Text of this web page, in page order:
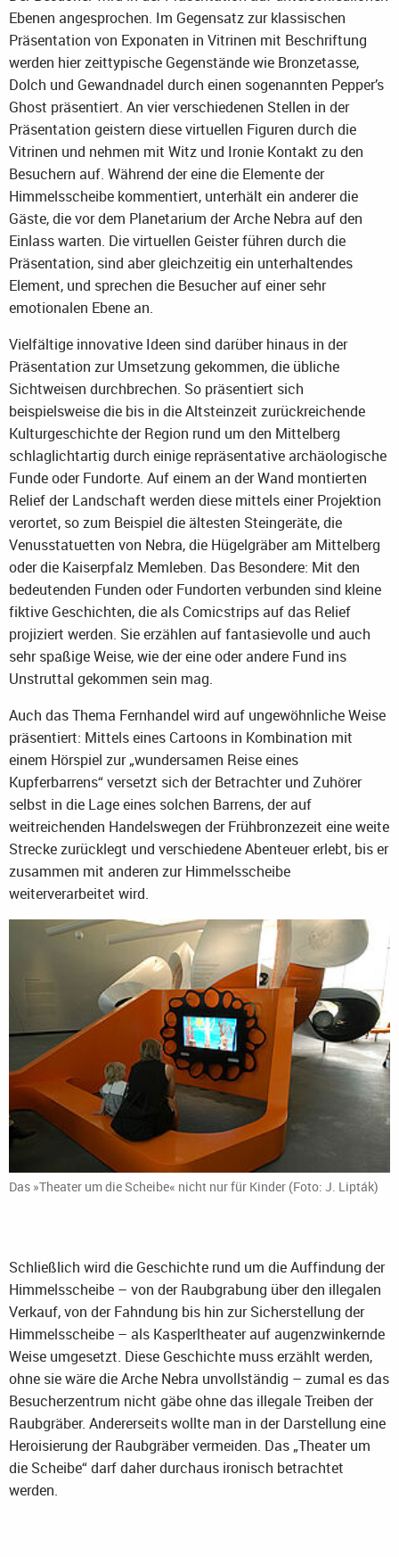
Ebenen angesprochen. Im Gegensatz zur klassischen
Präsentation von Exponaten in Vitrinen mit Beschriftung
werden hier zeittypische Gegenstände wie Bronzetasse,
Dolch und Gewandnadel durch einen sogenannten Pepper’s
Ghost präsentiert. An vier verschiedenen Stellen in der
Präsentation geistern diese virtuellen Figuren durch die
Vitrinen und nehmen mit Witz und Ironie Kontakt zu den
Besuchern auf. Während der eine die Elemente der
Himmelsscheibe kommentiert, unterhält ein anderer die
Gäste, die vor dem Planetarium der Arche Nebra auf den
Einlass warten. Die virtuellen Geister führen durch die
Präsentation, sind aber gleichzeitig ein unterhaltendes
Element, und sprechen die Besucher auf einer sehr
emotionalen Ebene an.
Vielfältige innovative Ideen sind darüber hinaus in der
Präsentation zur Umsetzung gekommen, die übliche
Sichtweisen durchbrechen. So präsentiert sich
beispielsweise die bis in die Altsteinzeit zurückreichende
Kulturgeschichte der Region rund um den Mittelberg
schlaglichtartig durch einige repräsentative archäologische
Funde oder Fundorte. Auf einem an der Wand montierten
Relief der Landschaft werden diese mittels einer Projektion
verortet, so zum Beispiel die ältesten Steingeräte, die
Venusstatuetten von Nebra, die Hügelgräber am Mittelberg
oder die Kaiserpfalz Memleben. Das Besondere: Mit den
bedeutenden Funden oder Fundorten verbunden sind kleine
fiktive Geschichten, die als Comicstrips auf das Relief
projiziert werden. Sie erzählen auf fantasievolle und auch
sehr spaßige Weise, wie der eine oder andere Fund ins
Unstruttal gekommen sein mag.
Auch das Thema Fernhandel wird auf ungewöhnliche Weise
präsentiert: Mittels eines Cartoons in Kombination mit
einem Hörspiel zur „wundersamen Reise eines
Kupferbarrens“ versetzt sich der Betrachter und Zuhörer
selbst in die Lage eines solchen Barrens, der auf
weitreichenden Handelswegen der Frühbronzezeit eine weite
Strecke zurücklegt und verschiedene Abenteuer erlebt, bis er
zusammen mit anderen zur Himmelsscheibe
weiterverarbeitet wird.
Das »Theater um die Scheibe« nicht nur für Kinder (Foto: J. Lipták)
Schließlich wird die Geschichte rund um die Auffindung der
Himmelsscheibe – von der Raubgrabung über den illegalen
Verkauf, von der Fahndung bis hin zur Sicherstellung der
Himmelsscheibe – als Kasperltheater auf augenzwinkernde
Weise umgesetzt. Diese Geschichte muss erzählt werden,
ohne sie wäre die Arche Nebra unvollständig – zumal es das
Besucherzentrum nicht gäbe ohne das illegale Treiben der
Raubgräber. Andererseits wollte man in der Darstellung eine
Heroisierung der Raubgräber vermeiden. Das „Theater um
die Scheibe“ darf daher durchaus ironisch betrachtet
werden.